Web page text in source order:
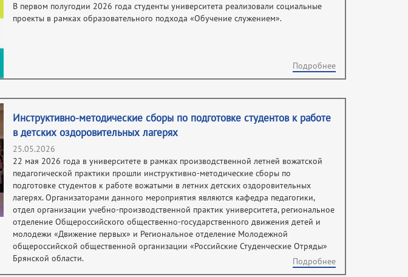
В первом полугодии 2026 года студенты университета реализовали социальные
проекты в рамках образовательного подхода «Обучение служением».
Подробнее
Инструктивно-методические сборы по подготовке студентов к работе
в детских оздоровительных лагерях
25.05.2026
22 мая 2026 года в университете в рамках производственной летней вожатской
педагогической практики прошли инструктивно-методические сборы по
подготовке студентов к работе вожатыми в летних детских оздоровительных
лагерях. Организаторами данного мероприятия являются кафедра педагогики,
отдел организации учебно-производственной практик университета, региональное
отделение Общероссийского общественно-государственного движения детей и
молодежи «Движение первых» и Региональное отделение Молодежной
общероссийской общественной организации «Российские Студенческие Отряды»
Брянской области.
Подробнее